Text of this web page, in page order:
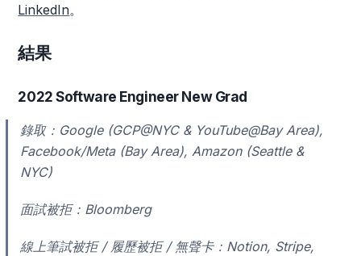
LinkedIn。
結果
2022 Software Engineer New Grad
錄取：Google (GCP@NYC & YouTube@Bay Area),
Facebook/Meta (Bay Area), Amazon (Seattle &
NYC)
面試被拒：Bloomberg
線上筆試被拒 / 履歷被拒 / 無聲卡：Notion, Stripe,